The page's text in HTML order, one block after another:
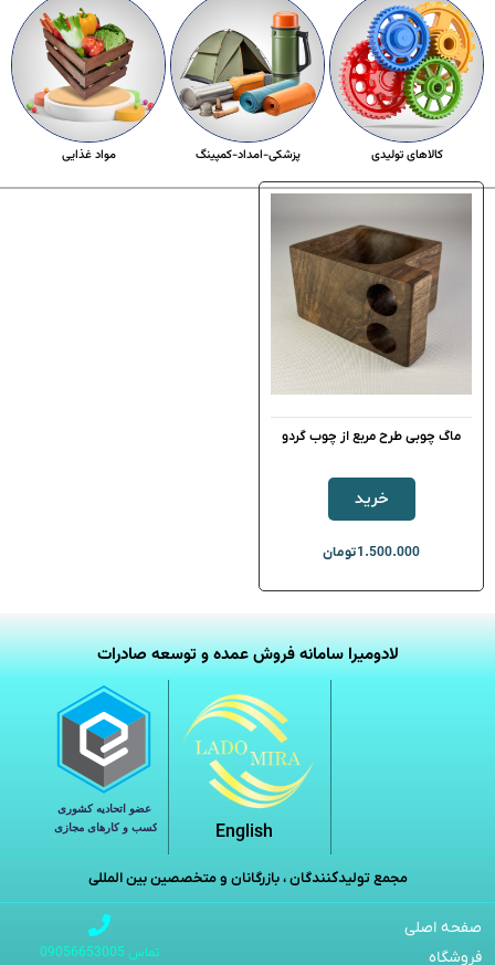
کالاهای تولیدی پزشکی-امداد-کمپینگ مواد غذایی
ماگ چوبی طرح مربع از چوب گردو
خرید
1.500.000تومان
لادومیرا سامانه فروش عمده و توسعه صادرات
English
مجمع تولیدکنندگان ، بازرگانان و متخصصین بین المللی
صفحه اصلی
فروشگاه
تماس 09056653005